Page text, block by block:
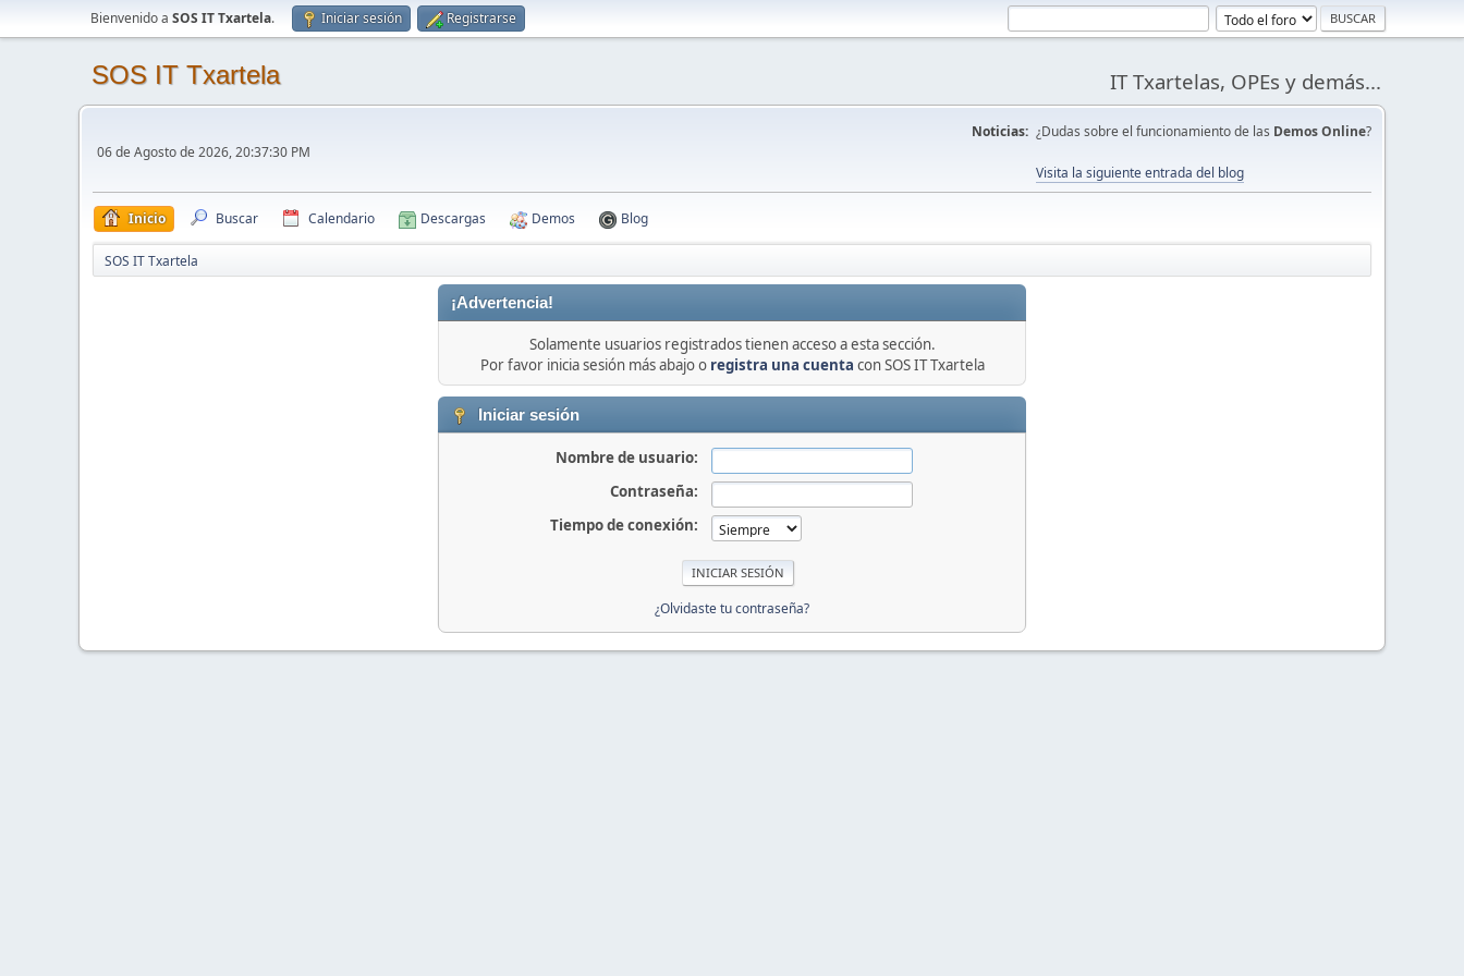
Bienvenido a SOS IT Txartela. Iniciar sesión Registrarse
SOS IT Txartela IT Txartelas, OPEs y demás...
06 de Agosto de 2026, 20:37:30 PM
Noticias: ¿Dudas sobre el funcionamiento de las Demos Online?
Visita la siguiente entrada del blog
Inicio Buscar Calendario Descargas Demos Blog
SOS IT Txartela
¡Advertencia!
Solamente usuarios registrados tienen acceso a esta sección.
Por favor inicia sesión más abajo o registra una cuenta con SOS IT Txartela
Iniciar sesión
Nombre de usuario:
Contraseña:
Tiempo de conexión:
¿Olvidaste tu contraseña?